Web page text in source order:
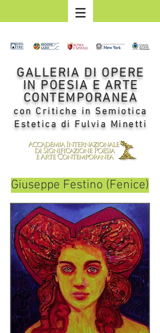
GALLERIA DI OPERE
IN POESIA E ARTE
CONTEMPORANEA
con Critiche in Semiotica
Estetica di Fulvia Minetti
Giuseppe Festino (Fenice)